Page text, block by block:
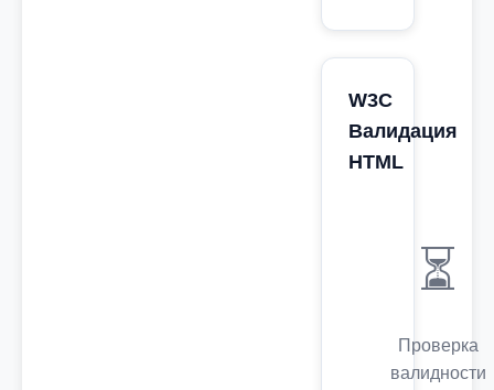
W3C
Валидация
HTML
⏳
Проверка
валидности